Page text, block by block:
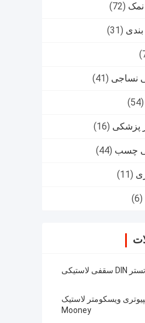
نمک (72)
(31)
نساجی (41)
(54)
پزشکی (16)
چسب (44)
(11)
(6)
تستر DIN سقفی لاستیکی
ویسکومتر لاستیک
Mooney